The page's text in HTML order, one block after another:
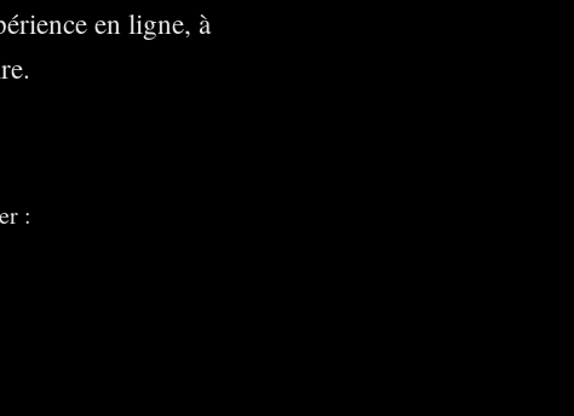
en ligne, à
: